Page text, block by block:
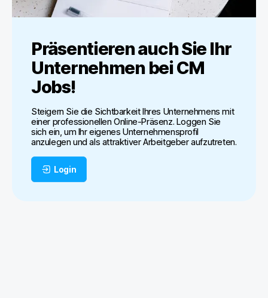
Präsentieren auch Sie Ihr
Unternehmen beiCM
Jobs!
Steigern Sie die Sichtbarkeit Ihres Unternehmens mit
einer professionellen Online-Präsenz. Loggen Sie
sich ein, um Ihr eigenes Unternehmensprofil
anzulegen und als attraktiver Arbeitgeber aufzutreten.
Login